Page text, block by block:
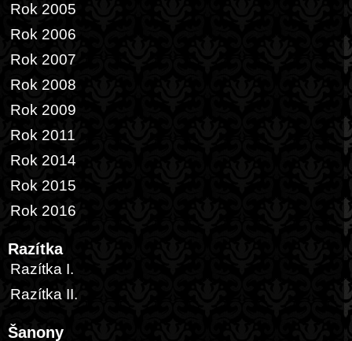
Rok 2005
Rok 2006
Rok 2007
Rok 2008
Rok 2009
Rok 2011
Rok 2014
Rok 2015
Rok 2016
Razítka
Razítka I.
Razítka II.
Šanony